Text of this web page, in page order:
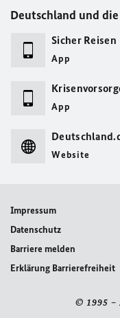
Deutschland und
Sicher Reisen
App
App
Website
Impressum
Datenschutz
Barriere melden
Erklärung Barrierefreiheit
© 1995